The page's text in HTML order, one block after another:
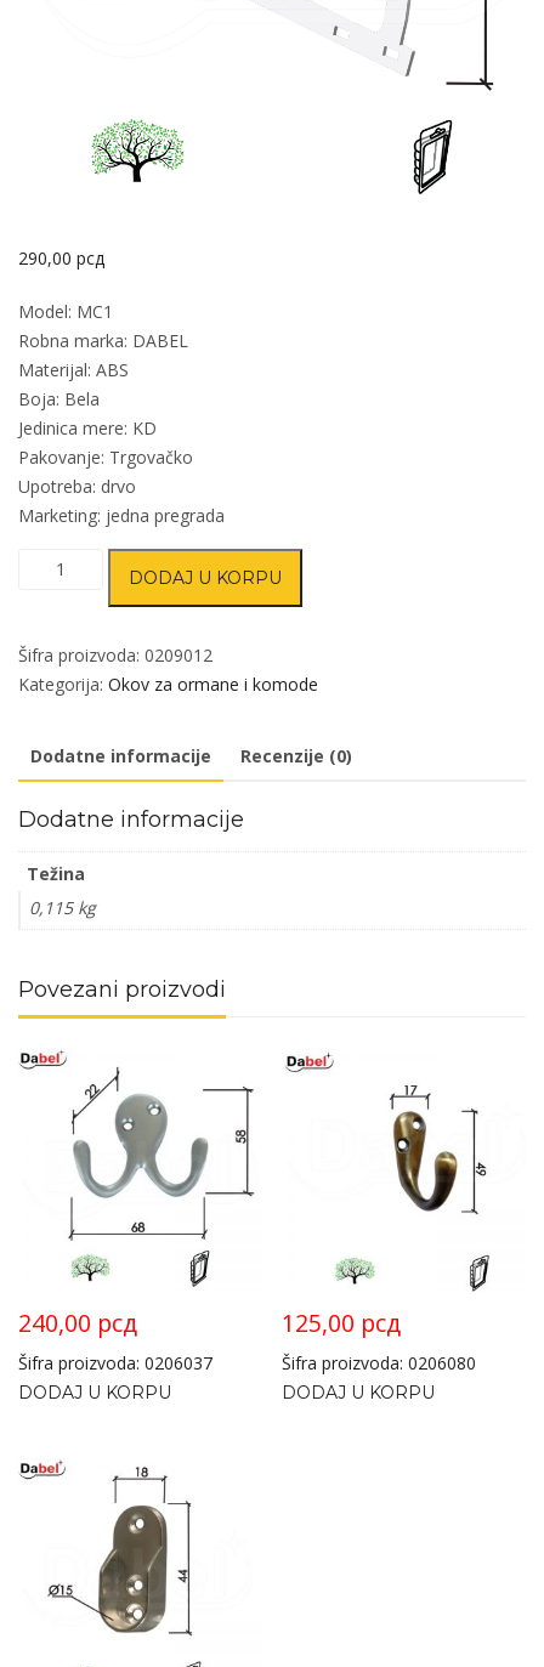
290,00 рсд
Model: MC1
Robna marka: DABEL
Materijal: ABS
Boja: Bela
Jedinica mere: KD
Pakovanje: Trgovačko
Upotreba: drvo
Marketing: jedna pregrada
Mehanizam
MC1
Bela
pregrada
DODAJ U KORPU
Šifra proizvoda: 0209012
Kategorija: Okov za ormane i komode
Dodatne informacije Recenzije (0)
Dodatne informacije
Težina
0,115 kg
Povezani proizvodi
240,00 рсд
Šifra proizvoda: 0206037
DODAJ U KORPU
125,00 рсд
Šifra proizvoda: 0206080
DODAJ U KORPU